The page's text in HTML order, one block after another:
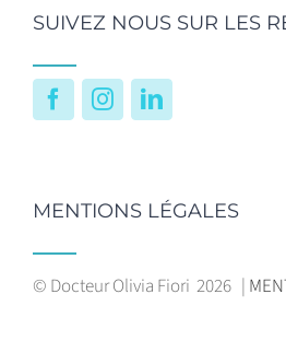
SUIVEZ NOUS SUR LES
FacebookInstagramLinkedIn
MENTIONS LÉGALES
© Docteur Olivia Fiori 2026 |